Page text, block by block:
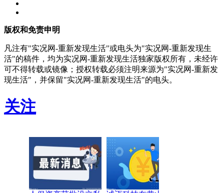
版权和免责申明
凡注有"实况网-重新发现生活"或电头为"实况网-重新发现生
活"的稿件，均为实况网-重新发现生活独家版权所有，未经许
可不得转载或镜像；授权转载必须注明来源为"实况网-重新发
现生活"，并保留"实况网-重新发现生活"的电头。
关注